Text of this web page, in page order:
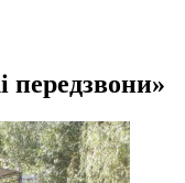
передзвони»